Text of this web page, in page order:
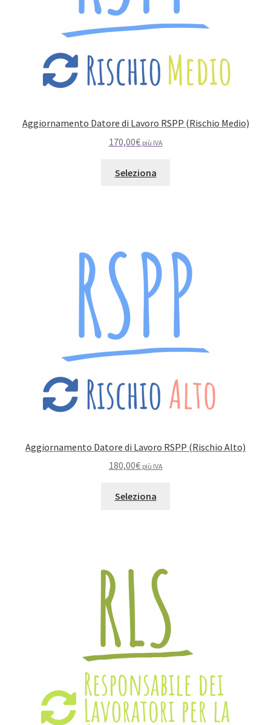
Aggiornamento Datore di Lavoro RSPP (Rischio Medio)
170,00€ più IVA
Seleziona
Aggiornamento Datore di Lavoro RSPP (Rischio Alto)
180,00€ più IVA
Seleziona